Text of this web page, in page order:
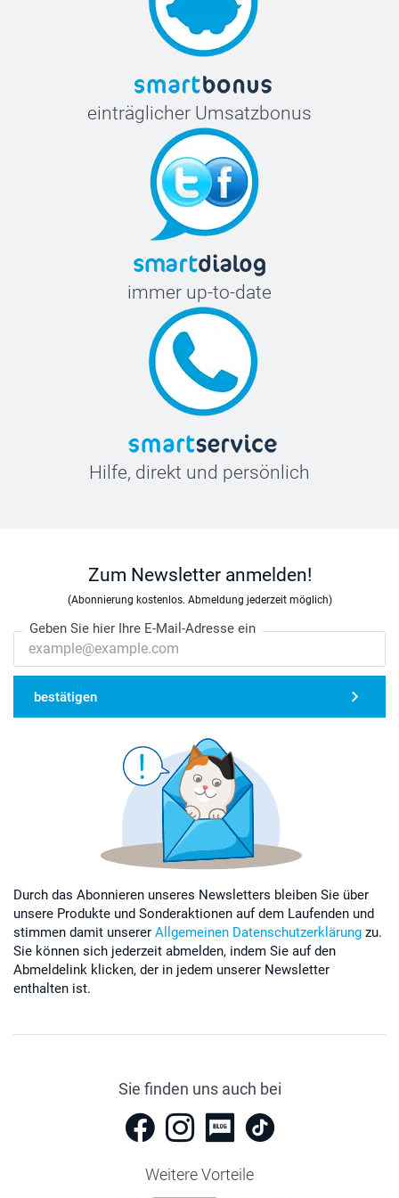
einträglicher Umsatzbonus
immer up-to-date
Hilfe, direkt und persönlich
Zum Newsletter anmelden!
(Abonnierung kostenlos. Abmeldung jederzeit möglich)
Geben Sie hier Ihre E-Mail-Adresse ein
bestätigen
Durch das Abonnieren unseres Newsletters bleiben Sie über
unsere Produkte und Sonderaktionen auf dem Laufenden und
stimmen damit unserer Allgemeinen Datenschutzerklärung zu.
Sie können sich jederzeit abmelden, indem Sie auf den
Abmeldelink klicken, der in jedem unserer Newsletter
enthalten ist.
Sie finden uns auch bei
Weitere Vorteile